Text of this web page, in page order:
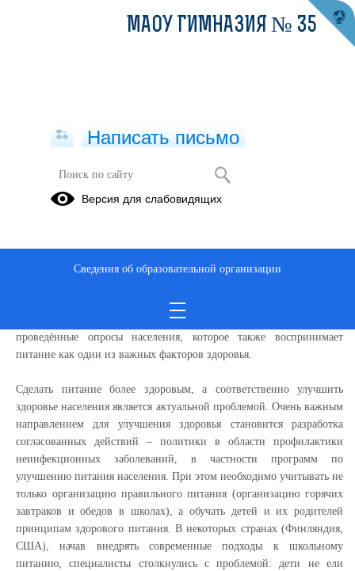
"Разговор о правильном питании"
О программе, конкурсы
Полезные статьи
Питание является одним из главнейших факторов, влияющих на
здоровье населения. Об этом говорят научные данные и
проведённые опросы населения, которое также воспринимает
питание как один из важных факторов здоровья.
Сделать питание более здоровым, а соответственно улучшить
здоровье населения является актуальной проблемой. Очень важным
направлением для улучшения здоровья становится разработка
согласованных действий – политики в области профилактики
неинфекционных заболеваний, в частности программ по
улучшению питания населения. При этом необходимо учитывать не
только организацию правильного питания (организацию горячих
завтраков и обедов в школах), а обучать детей и их родителей
принципам здорового питания. В некоторых странах (Финляндия,
США), начав внедрять современные подходы к школьному
питанию, специалисты столкнулись с проблемой: дети не ели
МАОУ ГИМНАЗИЯ № 35
Написать письмо
Версия для слабовидящих
Сведения об образовательной организации